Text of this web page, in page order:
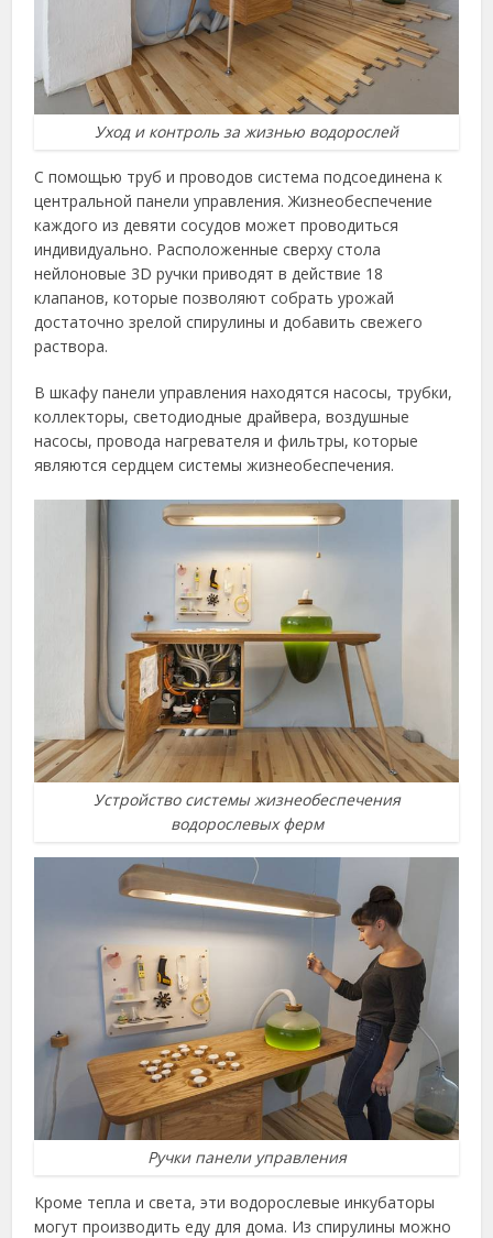
Уход и контроль за жизнью водорослей
С помощью труб и проводов система подсоединена к
центральной панели управления. Жизнеобеспечение
каждого из девяти сосудов может проводиться
индивидуально. Расположенные сверху стола
нейлоновые 3D ручки приводят в действие 18
клапанов, которые позволяют собрать урожай
достаточно зрелой спирулины и добавить свежего
раствора.
В шкафу панели управления находятся насосы, трубки,
коллекторы, светодиодные драйвера, воздушные
насосы, провода нагревателя и фильтры, которые
являются сердцем системы жизнеобеспечения.
Устройство системы жизнеобеспечения
водорослевых ферм
Ручки панели управления
Кроме тепла и света, эти водорослевые инкубаторы
могут производить еду для дома. Из спирулины можно